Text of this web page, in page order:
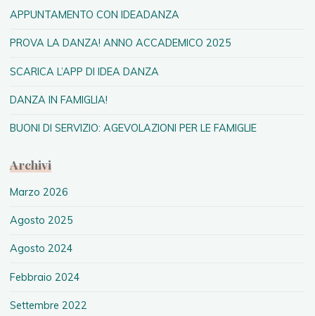
APPUNTAMENTO CON IDEADANZA
PROVA LA DANZA! ANNO ACCADEMICO 2025
SCARICA L’APP DI IDEA DANZA
DANZA IN FAMIGLIA!
BUONI DI SERVIZIO: AGEVOLAZIONI PER LE FAMIGLIE
Archivi
Marzo 2026
Agosto 2025
Agosto 2024
Febbraio 2024
Settembre 2022